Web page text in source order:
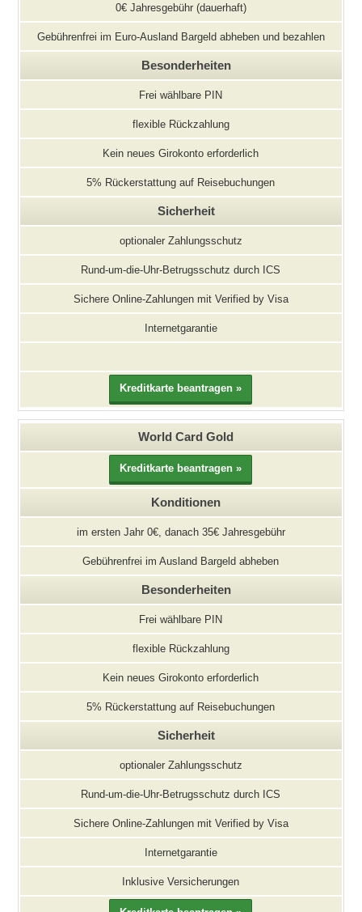
0€ Jahresgebühr (dauerhaft)
Gebührenfrei im Euro-Ausland Bargeld abheben und bezahlen
Besonderheiten
Frei wählbare PIN
flexible Rückzahlung
Kein neues Girokonto erforderlich
5% Rückerstattung auf Reisebuchungen
Sicherheit
optionaler Zahlungsschutz
Rund-um-die-Uhr-Betrugsschutz durch ICS
Sichere Online-Zahlungen mit Verified by Visa
Internetgarantie
World Card Gold
Konditionen
im ersten Jahr 0€, danach 35€ Jahresgebühr
Gebührenfrei im Ausland Bargeld abheben
Besonderheiten
Frei wählbare PIN
flexible Rückzahlung
Kein neues Girokonto erforderlich
5% Rückerstattung auf Reisebuchungen
Sicherheit
optionaler Zahlungsschutz
Rund-um-die-Uhr-Betrugsschutz durch ICS
Sichere Online-Zahlungen mit Verified by Visa
Internetgarantie
Inklusive Versicherungen